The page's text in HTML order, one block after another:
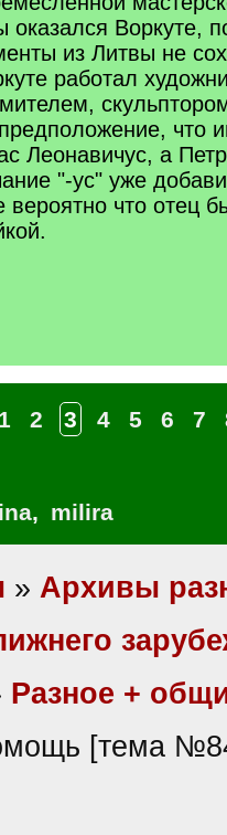
оказался Воркуте,
из Литвы не
работал
что
Леонавичус, а
"-ус" уже
вероятно что отец
1 2 3 4 5 6 7
, milira
» Архивы
Разное +
[тема